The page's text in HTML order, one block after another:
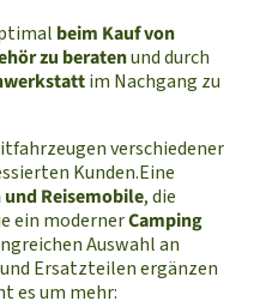
beim Kauf von
zu beratenund durch
im Nachgang zu
verschiedener
Kunden.Eine
Reisemobile, die
ein modernerCamping
Auswahl an
Ersatzteilen ergänzen
es um mehr: